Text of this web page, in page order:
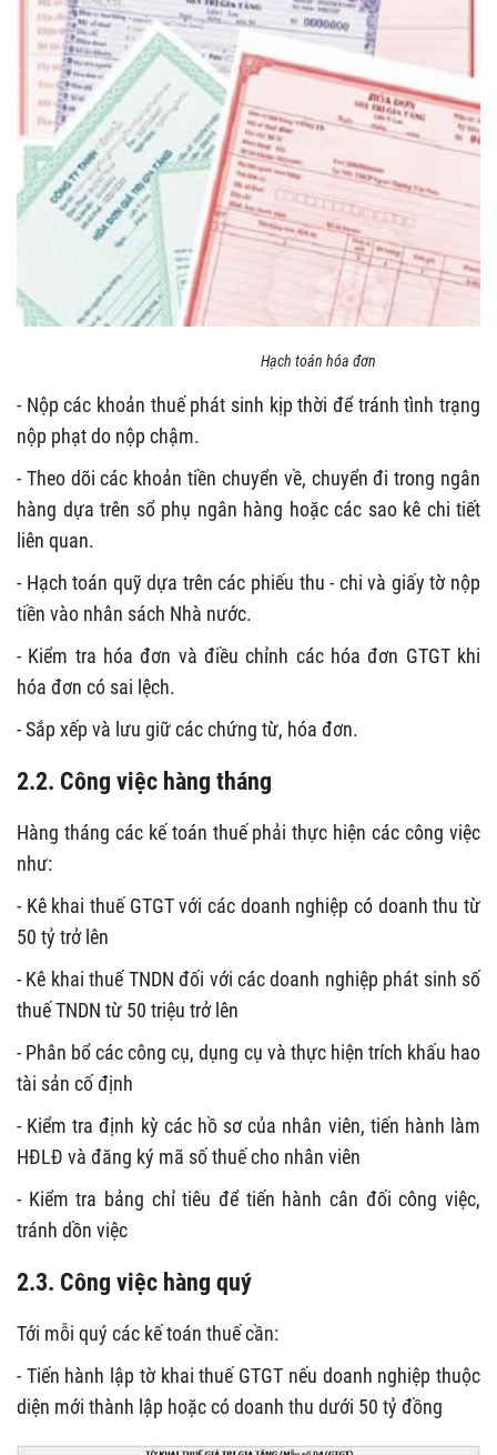
Hạch toán hóa đơn
- Nộp các khoản thuế phát sinh kịp thời để tránh tình trạng
nộp phạt do nộp chậm.
- Theo dõi các khoản tiền chuyển về, chuyển đi trong ngân
hàng dựa trên sổ phụ ngân hàng hoặc các sao kê chi tiết
liên quan.
- Hạch toán quỹ dựa trên các phiếu thu - chi và giấy tờ nộp
tiền vào nhân sách Nhà nước.
- Kiểm tra hóa đơn và điều chỉnh các hóa đơn GTGT khi
hóa đơn có sai lệch.
- Sắp xếp và lưu giữ các chứng từ, hóa đơn.
2.2. Công việc hàng tháng
Hàng tháng các kế toán thuế phải thực hiện các công việc
như:
- Kê khai thuế GTGT với các doanh nghiệp có doanh thu từ
50 tỷ trở lên
- Kê khai thuế TNDN đối với các doanh nghiệp phát sinh số
thuế TNDN từ 50 triệu trở lên
- Phân bổ các công cụ, dụng cụ và thực hiện trích khấu hao
tài sản cố định
- Kiểm tra định kỳ các hồ sơ của nhân viên, tiến hành làm
HĐLĐ và đăng ký mã số thuế cho nhân viên
- Kiểm tra bảng chỉ tiêu để tiến hành cân đối công việc,
tránh dồn việc
2.3. Công việc hàng quý
Tới mỗi quý các kế toán thuế cần:
- Tiến hành lập tờ khai thuế GTGT nếu doanh nghiệp thuộc
diện mới thành lập hoặc có doanh thu dưới 50 tỷ đồng